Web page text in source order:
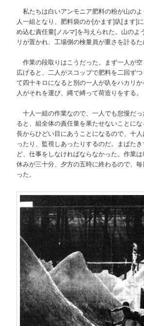
私たちは白いアンモニア肥料の粉が山の
人一組となり、肥料袋のか[かます]叺[ます]
め込む責任量[ ノルマ]を与えられた。山のよ
リが置かれ、工場側の検量員が重さを計るた
作業の段取りはこうだった。まず一人が空
広げると、二人がスコップで肥料を二回ず
て四十キロになると別の一人が叺をハカリ
人がそれを運び、縄で縛って荷造りをする。
十人一組の作業なので、一人でも怠慢だ
ると、組全体の責任量を果たせないことに
長からひどい目にあうことになるので、十
ったり、監視しあったりするのだ。まばた
ど、仕事をしなければならなかった。作業
休みが三十分、夕方の五時に終わるので、
った。